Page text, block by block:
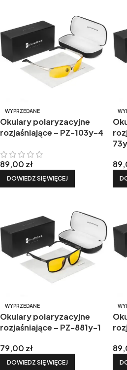
WYPRZEDANE
Okulary polaryzacyjne
rozjaśniające – PZ-103y-4
89,00 zł
DOWIEDZ SIĘ WIĘCEJ
WYPRZEDANE
Okulary polaryzacyjne
rozjaśniające – PZ-881y-1
79,00 zł
DOWIEDZ SIĘ WIĘCEJ